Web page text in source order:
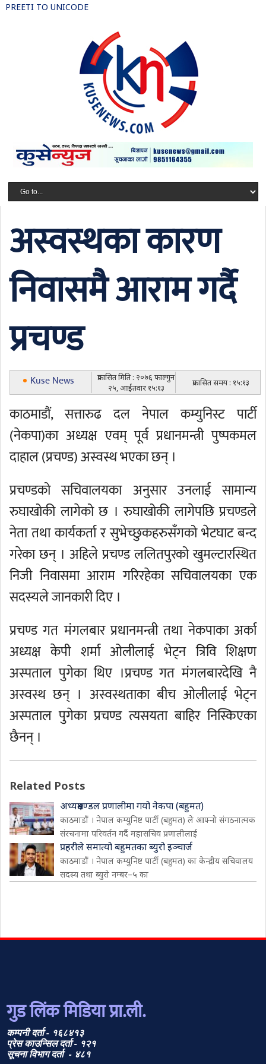
PREETI TO UNICODE
अस्वस्थका कारण
निवासमै आराम गर्दै
प्रचण्ड
Kuse News
प्रकासित मिति : २०७६ फाल्गुन
२५, आईतवार १५:१३
प्रकासित समय : १५:१३
काठमाडौं, सत्तारुढ दल नेपाल कम्युनिस्ट पार्टी
(नेकपा)का अध्यक्ष एवम् पूर्व प्रधानमन्त्री पुष्पकमल
दाहाल (प्रचण्ड) अस्वस्थ भएका छन् ।
प्रचण्डको सचिवालयका अनुसार उनलाई सामान्य
रुघाखोकी लागेको छ । रुघाखोकी लागेपछि प्रचण्डले
नेता तथा कार्यकर्ता र सुभेच्छुकहरुसँगको भेटघाट बन्द
गरेका छन् । अहिले प्रचण्ड ललितपुरको खुमल्टारस्थित
निजी निवासमा आराम गरिरहेका सचिवालयका एक
सदस्यले जानकारी दिए ।
प्रचण्ड गत मंगलबार प्रधानमन्त्री तथा नेकपाका अर्का
अध्यक्ष केपी शर्मा ओलीलाई भेट्न त्रिवि शिक्षण
अस्पताल पुगेका थिए ।प्रचण्ड गत मंगलबारदेखि नै
अस्वस्थ छन् । अस्वस्थताका बीच ओलीलाई भेट्न
अस्पताल पुगेका प्रचण्ड त्यसयता बाहिर निस्किएका
छैनन् ।
Related Posts
अध्यक्षमण्डल प्रणालीमा गयो नेकपा (बहुमत)
काठमाडौं । नेपाल कम्युनिष्ट पार्टी (बहुमत) ले आफ्नो संगठनात्मक
संरचनामा परिवर्तन गर्दै महासचिव प्रणालीलाई
प्रहरीले समात्यो बहुमतका ब्युरो इञ्चार्ज
काठमाडौं । नेपाल कम्युनिष्ट पार्टी (बहुमत) का केन्द्रीय सचिवालय
सदस्य तथा ब्युरो नम्बर–५ का
गुड लिंक मिडिया प्रा.ली.
कम्पनी दर्ता - १६८४१३
प्रेस काउन्सिल दर्ता - १२१
सूचना विभाग दर्ता - ४८१